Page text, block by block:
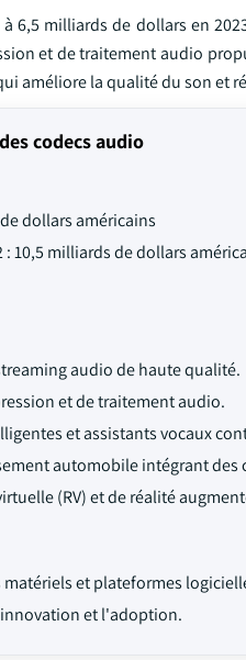
6,5 milliards de dollars en
et de traitement audio
améliore la qualité du son et
codecs audio
dollars américains
10,5 milliards de dollars
audio de haute qualité.
et de traitement audio.
et assistants vocaux
automobile intégrant des
(RV) et de réalité
et plateformes
et l'adoption.